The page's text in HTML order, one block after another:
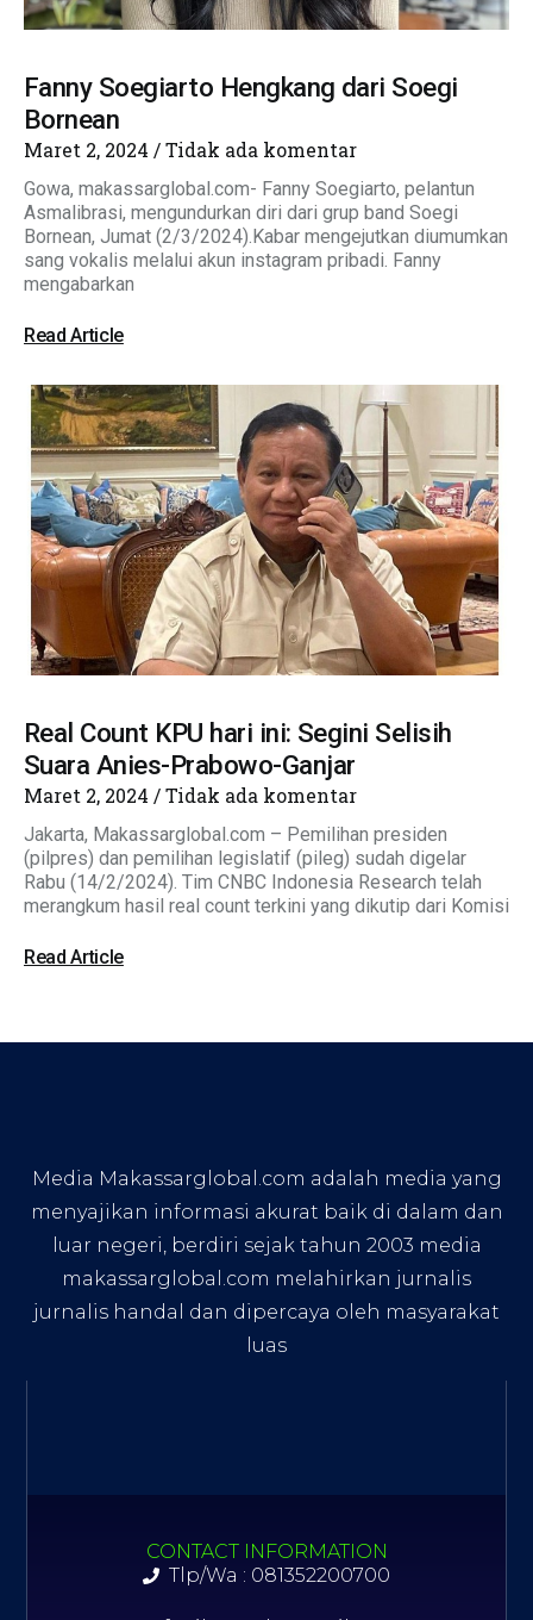
Fanny Soegiarto Hengkang dari Soegi
Bornean
Maret 2, 2024 Tidak ada komentar
Gowa, makassarglobal.com- Fanny Soegiarto, pelantun
Asmalibrasi, mengundurkan diri dari grup band Soegi
Bornean, Jumat (2/3/2024).Kabar mengejutkan diumumkan
sang vokalis melalui akun instagram pribadi. Fanny
mengabarkan
Read Article
Real Count KPU hari ini: Segini Selisih
Suara Anies-Prabowo-Ganjar
Maret 2, 2024 Tidak ada komentar
Jakarta, Makassarglobal.com – Pemilihan presiden
(pilpres) dan pemilihan legislatif (pileg) sudah digelar
Rabu (14/2/2024). Tim CNBC Indonesia Research telah
merangkum hasil real count terkini yang dikutip dari Komisi
Read Article
Media Makassarglobal.com adalah media yang
menyajikan informasi akurat baik di dalam dan
luar negeri, berdiri sejak tahun 2003 media
makassarglobal.com melahirkan jurnalis
jurnalis handal dan dipercaya oleh masyarakat
luas
CONTACT INFORMATION
Tlp/Wa : 081352200700